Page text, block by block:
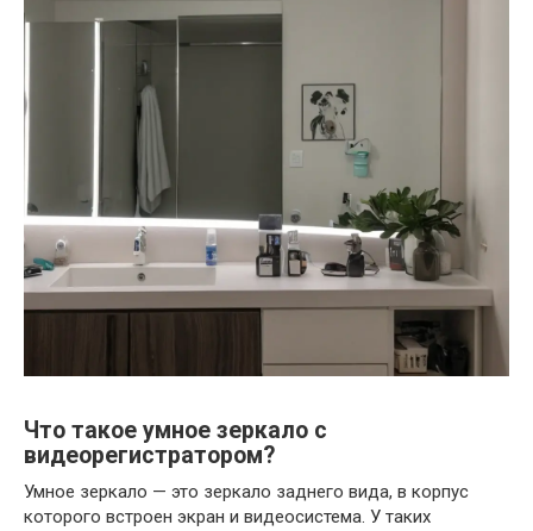
Что такое умное зеркало с
видеорегистратором?
Умное зеркало — это зеркало заднего вида, в корпус
которого встроен экран и видеосистема. У таких